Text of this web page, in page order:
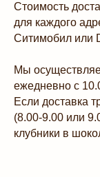
Стоимость
для каждого
Ситимобил или
Мы
ежедневно с
Если доставка
(8.00-9.00 или
клубники в